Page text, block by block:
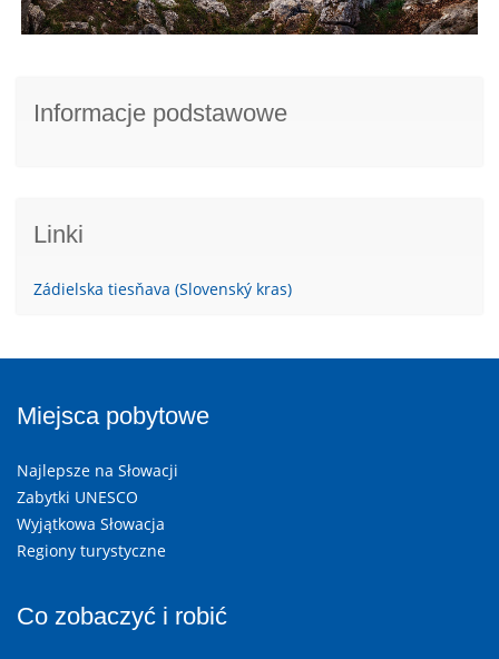
Informacje podstawowe
Linki
Zádielska tiesňava (Slovenský kras)
Miejsca pobytowe
Najlepsze na Słowacji
Zabytki UNESCO
Wyjątkowa Słowacja
Regiony turystyczne
Co zobaczyć i robić